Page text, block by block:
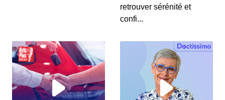
00:03:37 - IL Y A 6 ANS
Les prix de la Mercedes Classe E restylée, la
S12E144: L'actu auto du 23 juillet 2020
00:03:39 - IL Y A 6 ANS
L’Aston Martin Vanquish 25 par Ian Callum entre
en production. Quel est ce modèle ? On v...
retrouver sérénité et
confi...